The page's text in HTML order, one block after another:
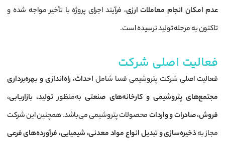
عدم امکان انجام معاملات ارزی، فرآیند اجرای پروژه با تأخیر مواجه شده و
تاکنون به مرحله تولید نرسیده است.
فعالیت اصلی شرکت
فعالیت اصلی شرکت پتروشیمی فسا شامل احداث، راه‌اندازی و بهره‌برداری
مجتمع‌های پتروشیمی و کارخانه‌های صنعتی به‌منظورتولید، بازاریابی،
فروش، صادرات و وارداتمحصولات پتروشیمی می‌باشد. همچنین این شرکت
مجاز بهذخیره‌سازی و تبدیل انواع مواد معدنی، شیمیایی، فرآورده‌های فرعی